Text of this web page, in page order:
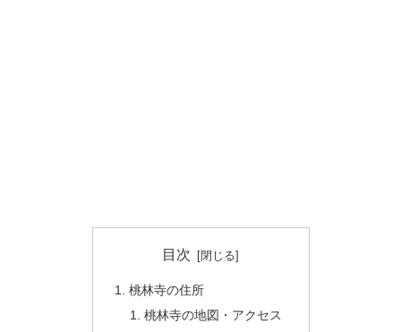
目次
桃林寺の住所
桃林寺の地図・アクセス